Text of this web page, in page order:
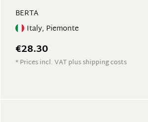
BERTA
Italy, Piemonte
€28.30
* Prices incl. VAT plus shipping costs